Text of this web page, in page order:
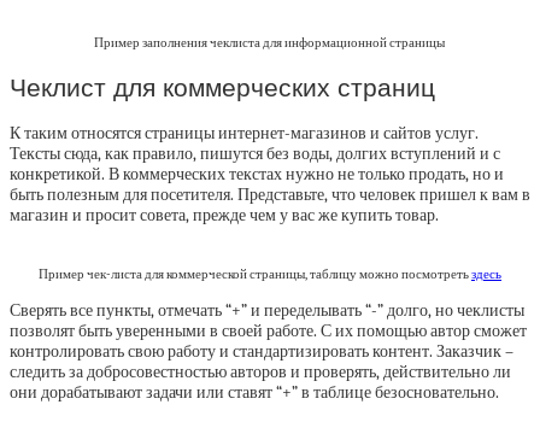
Пример заполнения чеклиста для информационной страницы
Чеклист для коммерческих страниц
К таким относятся страницы интернет-магазинов и сайтов услуг.
Тексты сюда, как правило, пишутся без воды, долгих вступлений и с
конкретикой. В коммерческих текстах нужно не только продать, но и
быть полезным для посетителя. Представьте, что человек пришел к вам в
магазин и просит совета, прежде чем у вас же купить товар.
Пример чек-листа для коммерческой страницы, таблицу можно посмотретьздесь
Сверять все пункты, отмечать “+” и переделывать “-” долго, но чеклисты
позволят быть уверенными в своей работе. С их помощью автор сможет
контролировать свою работу и стандартизировать контент. Заказчик –
следить за добросовестностью авторов и проверять, действительно ли
они дорабатывают задачи или ставят “+” в таблице безосновательно.